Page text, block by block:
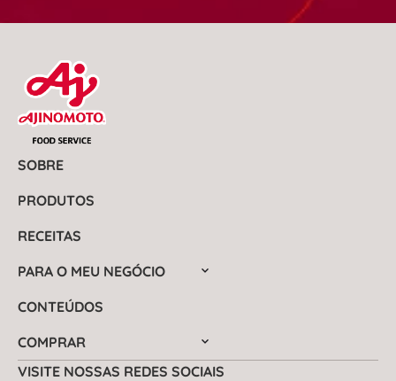
SOBRE
PRODUTOS
RECEITAS
PARA O MEU NEGÓCIO
CONTEÚDOS
COMPRAR
VISITE NOSSAS REDES SOCIAIS